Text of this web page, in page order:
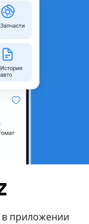
приложении
поколение